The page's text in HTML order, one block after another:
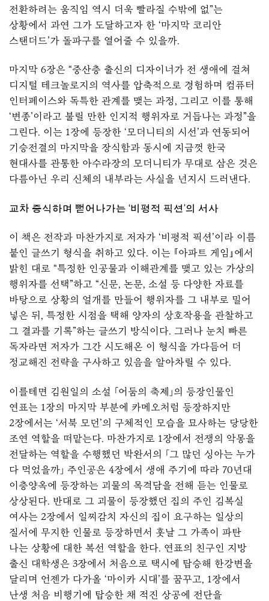
전환하려는 움직임 역시 더욱 빨라질 수밖에 없”는
상황에서 과연 그가 도달하고자 한 ‘마지막 코리안
스탠더드’가 돌파구를 열어줄 수 있을까.
마지막 6장은 “중산층 출신의 디자이너가 전 생애에 걸쳐
디지털 테크놀로지의 역사를 압축적으로 경험하며 컴퓨터
인터페이스와 독특한 관계를 맺는 과정, 그리고 이를 통해
‘변종’이라고 불릴 만한 인지적 행위자로 거듭나는 과정”을
그린다. 이는 1장에 등장한 ‘모더니티의 시선’과 연동되어
기승전결의 마지막을 장식함과 동시에 지금껏 한국
현대사를 관통한 아수라장의 모더니티가 무대로 삼은 것은
다름아닌 우리 신체의 내부라는 사실을 넌지시 드러낸다.
교차 증식하며 뻗어나가는 ‘비평적 픽션’의 서사
이 책은 전작과 마찬가지로 저자가 ‘비평적 픽션’이라 이름
붙인 글쓰기 형식을 취하고 있다. 이는 『아파트 게임』에서
밝힌 대로 “특정한 인공물과 이해관계를 맺고 있는 가상의
행위자를 선택”하고 “신문, 논문, 소설 등 다양한 자료를
바탕으로 상황의 얼개를 만들어 행위자를 그 내부로 밀어
넣은 뒤, 특정한 시점을 택해 양자의 상호작용을 관찰하고
그 결과를 기록”하는 글쓰기 방식이다. 그러나 눈치 빠른
독자라면 저자가 그간 시도해온 이 형식을 가다듬어 더
정교해진 전략을 구사하고 있음을 알아차릴 수 있다.
이를테면 김원일의 소설 「어둠의 축제」의 등장인물인
연표는 1장의 마지막 부분에 카메오처럼 등장하지만
2장에서는 ‘서북 모던’의 구체적인 모습을 묘사하는 당당한
조연 역할을 떠맡는다. 마찬가지로 1장에서 전쟁의 악몽을
전달하는 역할을 수행했던 박완서의 「그 많던 싱아는 누가
다 먹었을까」 주인공은 4장에서 생애 주기에 따라 70년대
이층양옥에 등장하는 괴물의 목격담을 전해 듣는 인물로
상상된다. 반대로 그 괴물이 등장했던 집의 주인 김복실
여사는 2장에서 일찌감치 자신의 집이 요구하는 일상의
질서에 무지한 인물로 등장하면서 훗날 그 가족이 파탄
나는 상황에 대한 복선 역할을 한다. 연표의 친구인 지방
출신 대학생은 3장에서 처음으로 택시에 탑승해 한강변을
달리며 언젠가 다가올 ‘마이카 시대’를 꿈꾸고, 1장에서
난생 처음 비행기에 탑승한 채 적진 상공에 전단을